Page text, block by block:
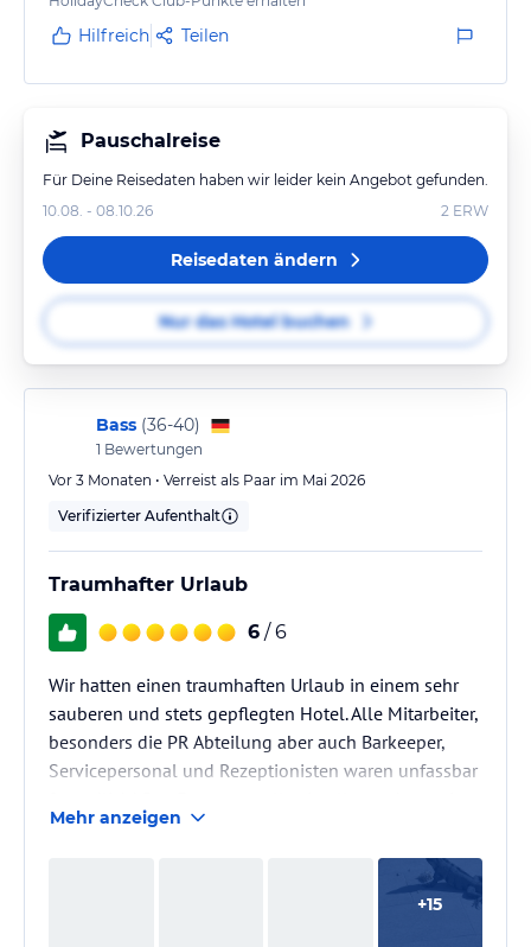
Hilfreich Teilen
Pauschalreise
Für Deine Reisedaten haben wir leider kein Angebot gefunden.
10.08. - 08.10.26
2 ERW
Reisedaten ändern
Nur das Hotel buchen
Bass (36-40)
1 Bewertungen
Vor 3 Monaten • Verreist als Paar im Mai 2026
Verifizierter Aufenthalt
Traumhafter Urlaub
6 / 6
Wir hatten einen traumhaften Urlaub in einem sehr
sauberen und stets gepflegten Hotel. Alle Mitarbeiter,
besonders die PR Abteilung aber auch Barkeeper,
Servicepersonal und Rezeptionisten waren unfassbar
buffet. Zudem hatten wir die Möglichkeit jeden
Abend in einem der vier a la cart Restaurants zu
essen. Jeden Abend gab es einen Live Pianisten und
Mehr anzeigen
+15